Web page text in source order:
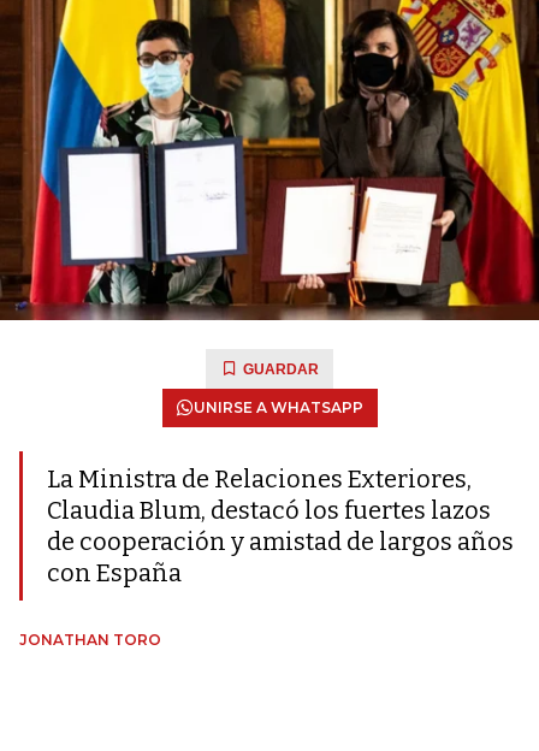
GUARDAR
UNIRSE A WHATSAPP
La Ministra de Relaciones Exteriores,
Claudia Blum, destacó los fuertes lazos
de cooperación y amistad de largos años
con España
JONATHAN TORO